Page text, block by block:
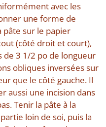
avec les
une forme de
pâte sur le papier
(côté droit et court),
de 3 1/2 po de longueur
obliques inversées sur
que le côté gauche. Il
aussi une incision dans
Tenir la pâte à la
loin de soi, puis la